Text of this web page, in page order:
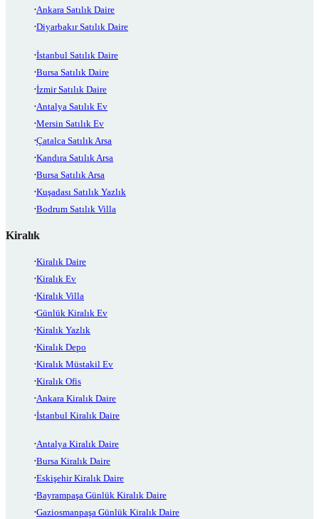
Ankara Satılık Daire
Diyarbakır Satılık Daire
İstanbul Satılık Daire
Bursa Satılık Daire
İzmir Satılık Daire
Antalya Satılık Ev
Mersin Satılık Ev
Çatalca Satılık Arsa
Kandıra Satılık Arsa
Bursa Satılık Arsa
Kuşadası Satılık Yazlık
Bodrum Satılık Villa
Kiralık
Kiralık Daire
Kiralık Ev
Kiralık Villa
Günlük Kiralık Ev
Kiralık Yazlık
Kiralık Depo
Kiralık Müstakil Ev
Kiralık Ofis
Ankara Kiralık Daire
İstanbul Kiralık Daire
Antalya Kiralık Daire
Bursa Kiralık Daire
Eskişehir Kiralık Daire
Bayrampaşa Günlük Kiralık Daire
Gaziosmanpaşa Günlük Kiralık Daire